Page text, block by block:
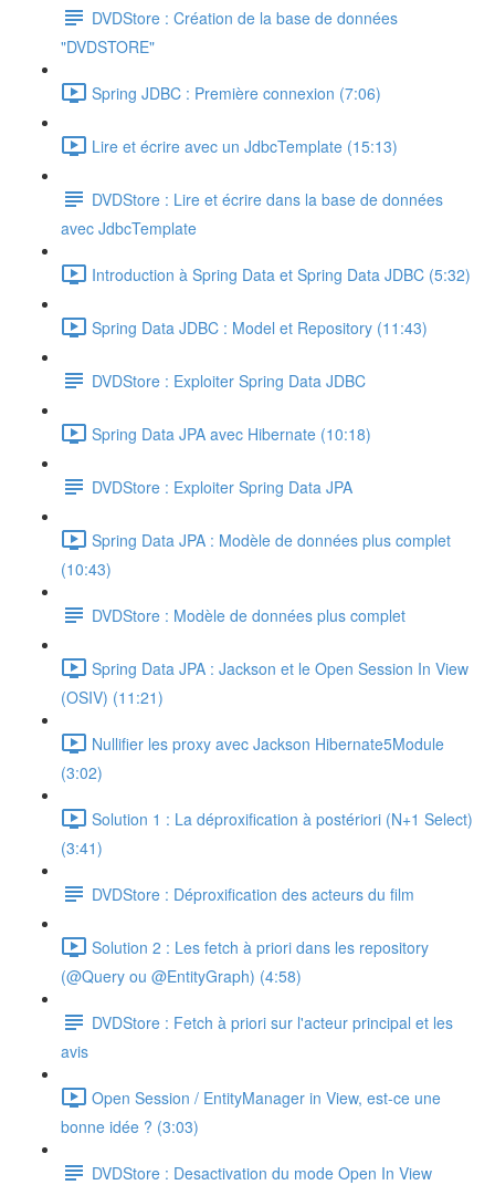
DVDStore : Création de la base de données
"DVDSTORE"
Spring JDBC : Première connexion (7:06)
Lire et écrire avec un JdbcTemplate (15:13)
DVDStore : Lire et écrire dans la base de données
avec JdbcTemplate
Introduction à Spring Data et Spring Data JDBC (5:32)
Spring Data JDBC : Model et Repository (11:43)
DVDStore : Exploiter Spring Data JDBC
Spring Data JPA avec Hibernate (10:18)
DVDStore : Exploiter Spring Data JPA
Spring Data JPA : Modèle de données plus complet
(10:43)
DVDStore : Modèle de données plus complet
Spring Data JPA : Jackson et le Open Session In View
(OSIV) (11:21)
Nullifier les proxy avec Jackson Hibernate5Module
(3:02)
Solution 1 : La déproxification à postériori (N+1 Select)
(3:41)
DVDStore : Déproxification des acteurs du film
Solution 2 : Les fetch à priori dans les repository
(@Query ou @EntityGraph) (4:58)
DVDStore : Fetch à priori sur l'acteur principal et les
avis
Open Session / EntityManager in View, est-ce une
bonne idée ? (3:03)
DVDStore : Desactivation du mode Open In View